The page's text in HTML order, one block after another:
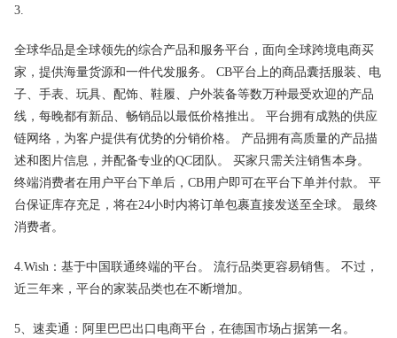
3.
全球华品是全球领先的综合产品和服务平台，面向全球跨境电商买
家，提供海量货源和一件代发服务。 CB平台上的商品囊括服装、电
子、手表、玩具、配饰、鞋履、户外装备等数万种最受欢迎​​的产品
线，每晚都有新品、畅销品以最低价格推出。 平台拥有成熟的供应
链网络，为客户提供有优势的分销价格。 产品拥有高质量的产品描
述和图片信息，并配备专业的QC团队。 买家只需关注销售本身。
终端消费者在用户平台下单后，CB用户即可在平台下单并付款。 平
台保证库存充足，将在24小时内将订单包裹直接发送至全球。 最终
消费者。
4.Wish：基于中国联通终端的平台。 流行品类更容易销售。 不过，
近三年来，平台的家装品类也在不断增加。
5、速卖通：阿里巴巴出口电商平台，在德国市场占据第一名。